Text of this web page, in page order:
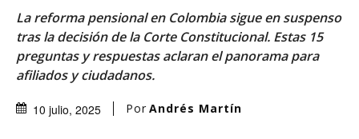
La reforma pensional en Colombia sigue en suspenso
tras la decisión de la Corte Constitucional. Estas 15
preguntas y respuestas aclaran el panorama para
afiliados y ciudadanos.
10 julio, 2025 Por Andrés Martín